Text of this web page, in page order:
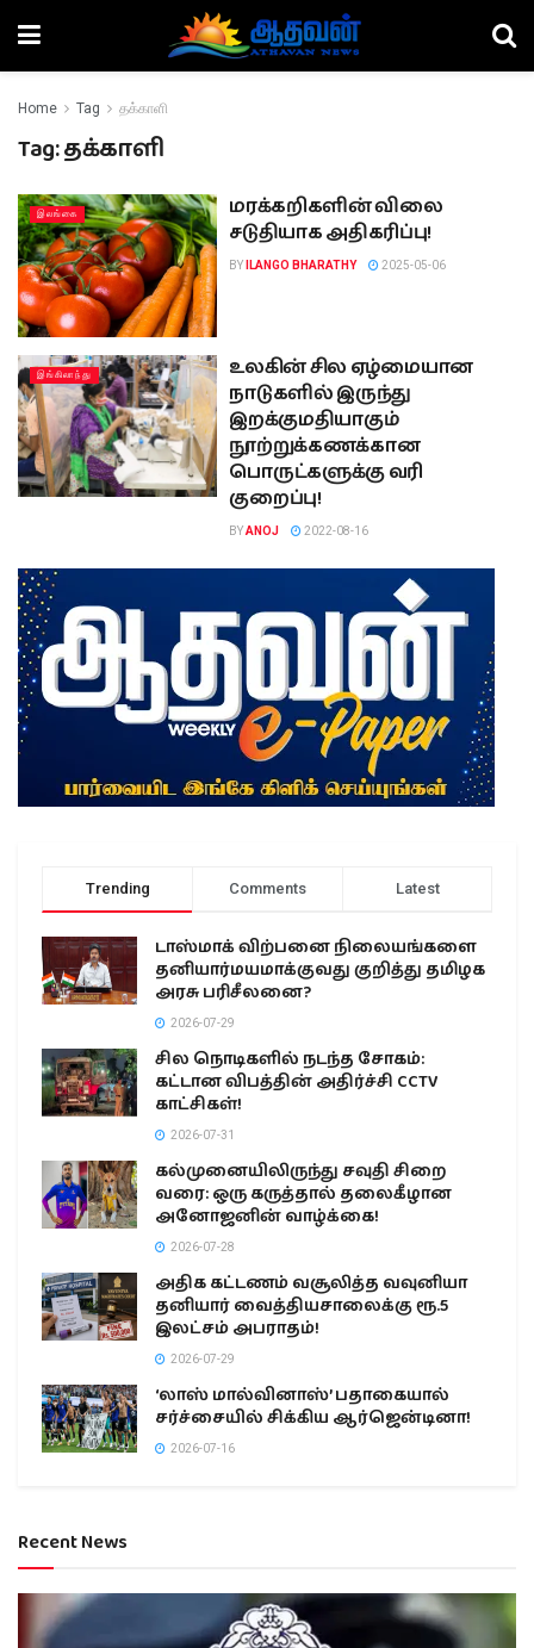
Home Tag தக்காளி
Tag:தக்காளி
இலங்கை
மரக்கறிகளின் விலை
சடுதியாக அதிகரிப்பு!
BY ILANGO BHARATHY 2025-05-06
இங்கிலாந்து
உலகின் சில ஏழ்மையான
நாடுகளில் இருந்து
இறக்குமதியாகும்
நூற்றுக்கணக்கான
பொருட்களுக்கு வரி
குறைப்பு!
BYANOJ 2022-08-16
Trending Comments Latest
டாஸ்மாக் விற்பனை நிலையங்களை
தனியார்மயமாக்குவது குறித்து தமிழக
அரசு பரிசீலனை?
2026-07-29
சில நொடிகளில் நடந்த சோகம்:
கட்டான விபத்தின் அதிர்ச்சி CCTV
காட்சிகள்!
2026-07-31
கல்முனையிலிருந்து சவுதி சிறை
வரை: ஒரு கருத்தால் தலைகீழான
அனோஜனின் வாழ்க்கை!
2026-07-28
அதிக கட்டணம் வசூலித்த வவுனியா
தனியார் வைத்தியசாலைக்கு ரூ.5
இலட்சம் அபராதம்!
2026-07-29
‘லாஸ் மால்வினாஸ்’ பதாகையால்
சர்ச்சையில் சிக்கிய ஆர்ஜென்டினா!
2026-07-16
Recent News